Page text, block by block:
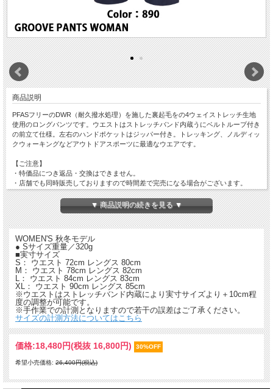
商品説明
PFASフリーのDWR（耐久撥水処理）を施した裏起毛をの4ウェイストレッチ生地
使用のロングパンツです。ウエストはストレッチバンド内蔵うにベルトループ付き
の前立て仕様。左右のハンドポケットはジッパー付き。トレッキング、ノルディッ
クウォーキングなどアウトドアスポーツに最適なウエアです。
【ご注意】
・特価品につき返品・交換はできません。
・店舗でも同時販売しておりますので時間差で完売になる場合がございます。
以上、予めご了承ください。
▼ 商品説明の続きを見る ▼
WOMEN'S 秋冬モデル
● Sサイズ重量／320g
■実寸サイズ
S： ウエスト 72cm レングス 80cm
M： ウエスト 78cm レングス 82cm
L： ウエスト 84cm レングス 83cm
XL： ウエスト 90cm レングス 85cm
※ウエストはストレッチバンド内蔵により実寸サイズより＋10cm程
度の調整が可能です。
※手作業での計測となりますので若干の誤差はご了承ください。
サイズの計測方法についてはこちら
価格:18,480円(税抜 16,800円) 30%OFF
希望小売価格: 26,400円(税込)